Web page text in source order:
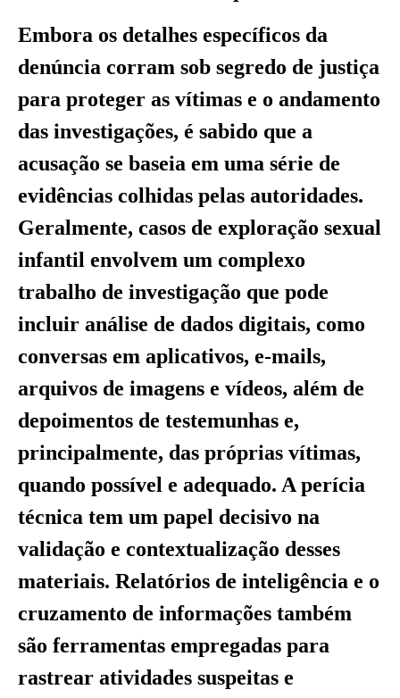
Embora os detalhes específicos da
denúncia corram sob segredo de justiça
para proteger as vítimas e o andamento
das investigações, é sabido que a
acusação se baseia em uma série de
evidências colhidas pelas autoridades.
Geralmente, casos de exploração sexual
infantil envolvem um complexo
trabalho de investigação que pode
incluir análise de dados digitais, como
conversas em aplicativos, e-mails,
arquivos de imagens e vídeos, além de
depoimentos de testemunhas e,
principalmente, das próprias vítimas,
quando possível e adequado. A perícia
técnica tem um papel decisivo na
validação e contextualização desses
materiais. Relatórios de inteligência e o
cruzamento de informações também
são ferramentas empregadas para
rastrear atividades suspeitas e